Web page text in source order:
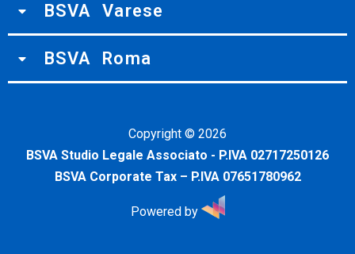
BSVA Varese
BSVA Roma
Copyright © 2026
BSVA Studio Legale Associato - P.IVA 02717250126
BSVA Corporate Tax – P.IVA 07651780962
Powered by